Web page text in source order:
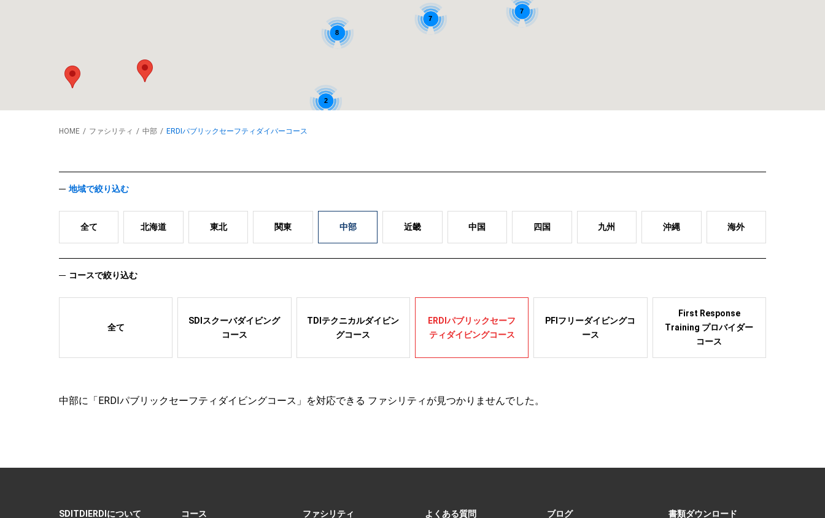
7
7
8
2
HOME ファシリティ 中部 ERDIパブリックセーフティダイバーコース
地域で絞り込む
全て 北海道 東北 関東 中部 近畿 中国 四国 九州 沖縄 海外
コースで絞り込む
全て
SDIスクーバダイビング
コース
TDIテクニカルダイビン
グコース
ERDIパブリックセーフ
ティダイビングコース
PFIフリーダイビングコ
ース
First Response
Training プロバイダー
コース
中部に「ERDIパブリックセーフティダイビングコース」を対応できる ファシリティが見つかりませんでした。
SDITDIERDIについて コース ファシリティ よくある質問 ブログ 書類ダウンロード